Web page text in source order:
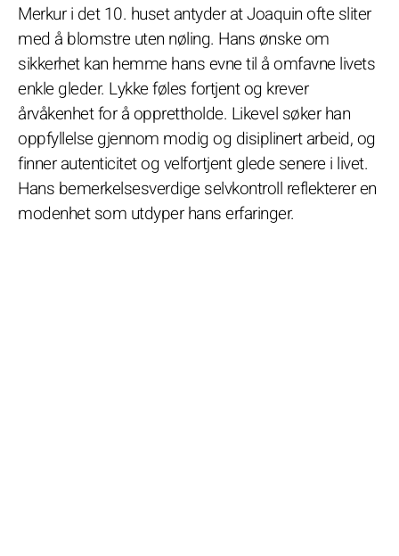
Merkur i det 10. huset antyder at Joaquin ofte sliter
med å blomstre uten nøling. Hans ønske om
sikkerhet kan hemme hans evne til å omfavne livets
enkle gleder. Lykke føles fortjent og krever
årvåkenhet for å opprettholde. Likevel søker han
oppfyllelse gjennom modig og disiplinert arbeid, og
finner autenticitet og velfortjent glede senere i livet.
Hans bemerkelsesverdige selvkontroll reflekterer en
modenhet som utdyper hans erfaringer.